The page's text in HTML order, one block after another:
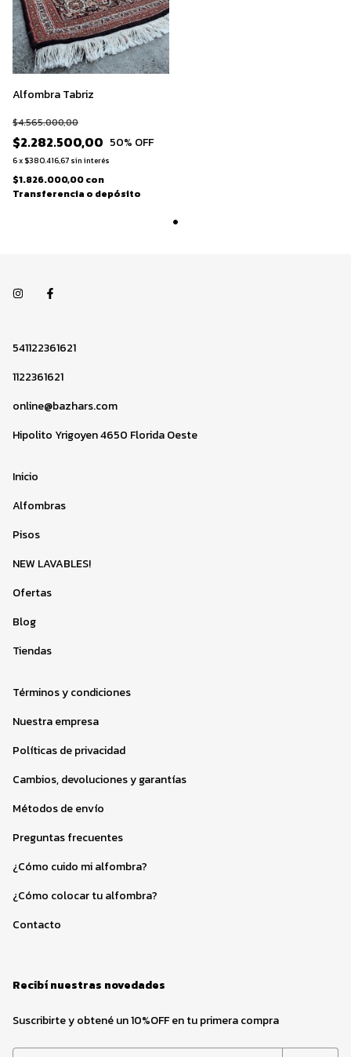
Alfombra Tabriz
$2.282.500,00
$4.565.000,00
50% OFF
6x $380.416,67 sin interés
$1.826.000,00con
Transferencia o depósito
541122361621
1122361621
online@bazhars.com
Hipolito Yrigoyen 4650 Florida Oeste
Inicio
Alfombras
Pisos
NEW LAVABLES!
Ofertas
Blog
Tiendas
Términos y condiciones
Nuestra empresa
Políticas de privacidad
Cambios, devoluciones y garantías
Métodos de envío
Preguntas frecuentes
¿Cómo cuido mi alfombra?
¿Cómo colocar tu alfombra?
Contacto
Recibí nuestras novedades
Suscribirte y obtené un 10%OFF en tu primera compra